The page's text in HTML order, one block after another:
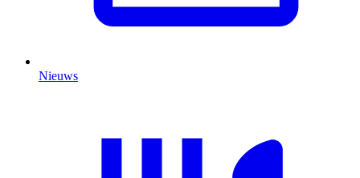
Nieuws